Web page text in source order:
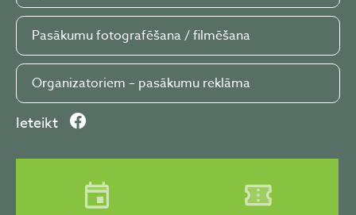
Pasākumu fotografēšana / filmēšana
Organizatoriem – pasākumu reklāma
Ieteikt